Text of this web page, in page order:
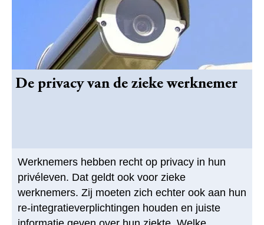
De privacy van de zieke werknemer
Werknemers hebben recht op privacy in hun
privéleven. Dat geldt ook voor zieke
werknemers. Zij moeten zich echter ook aan hun
re-integratieverplichtingen houden en juiste